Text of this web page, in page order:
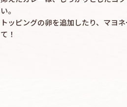
い。
トッピングの卵を追加したり、マヨ
て！